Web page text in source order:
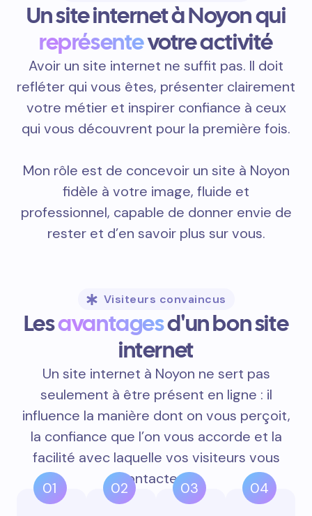
Un site internet à Noyon qui
représentevotre activité
Avoir un site internet ne suffit pas. Il doit
refléter qui vous êtes, présenter clairement
votre métier et inspirer confiance à ceux
qui vous découvrent pour la première fois.
Mon rôle est de concevoir un site à Noyon
fidèle à votre image, fluide et
professionnel, capable de donner envie de
rester et d’en savoir plus sur vous.
Visiteurs convaincus
Lesavantagesd'un bon site
internet
Un site internet à Noyon ne sert pas
seulement à être présent en ligne : il
influence la manière dont on vous perçoit,
la confiance que l’on vous accorde et la
facilité avec laquelle vos visiteurs vous
contactent.
01 02 03 04